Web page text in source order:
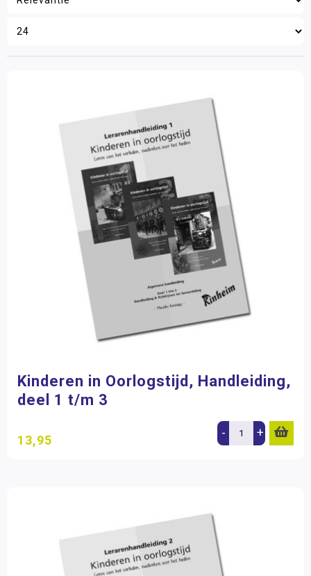
Kinderen in Oorlogstijd, Handleiding,
deel 1 t/m 3
13,95 - +